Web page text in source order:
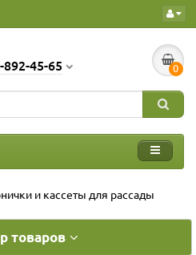
892-45-65 0
и кассеты для рассады
товаров